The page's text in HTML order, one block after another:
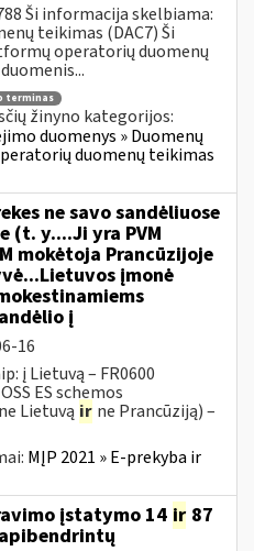
Ši informacija skelbiama:
teikimas (DAC7) Ši
operatorių duomenų
terminas
žinyno kategorijos:
duomenys » Duomenų
duomenų teikimas
ne savo sandėliuose
(t. y....Ji yra PVM
mokėtoja Prancūzijoje
įmonė
į
16
į Lietuvą – FR0600
ES schemos
Lietuvą ir ne Prancūziją) –
MĮP 2021 » E-prekyba ir
įstatymo 14 ir 87